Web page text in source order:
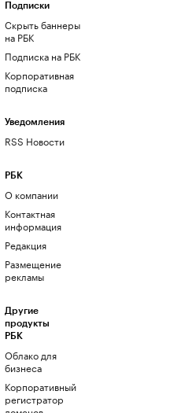
Подписки
Скрыть баннеры
на РБК
Подписка на РБК
Корпоративная
подписка
Уведомления
RSS Новости
РБК
О компании
Контактная
информация
Редакция
Размещение
рекламы
Другие
продукты
РБК
Облако для
бизнеса
Корпоративный
регистратор